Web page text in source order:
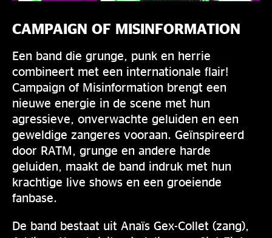
CAMPAIGN OF MISINFORMATION
Een band die grunge, punk en herrie
combineert met een internationale flair!
Campaign of Misinformation brengt een
nieuwe energie in de scene met hun
agressieve, onverwachte geluiden en een
geweldige zangeres vooraan. Geïnspireerd
door RATM, grunge en andere harde
geluiden, maakt de band indruk met hun
krachtige live shows en een groeiende
fanbase.
De band bestaat uit Anaïs Gex-Collet (zang),